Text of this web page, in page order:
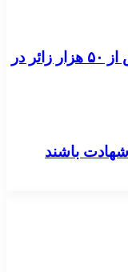
آمادگی کامل مرز خسروی؛ عبور بیش از ۵۰ هزار زائر در
باشند